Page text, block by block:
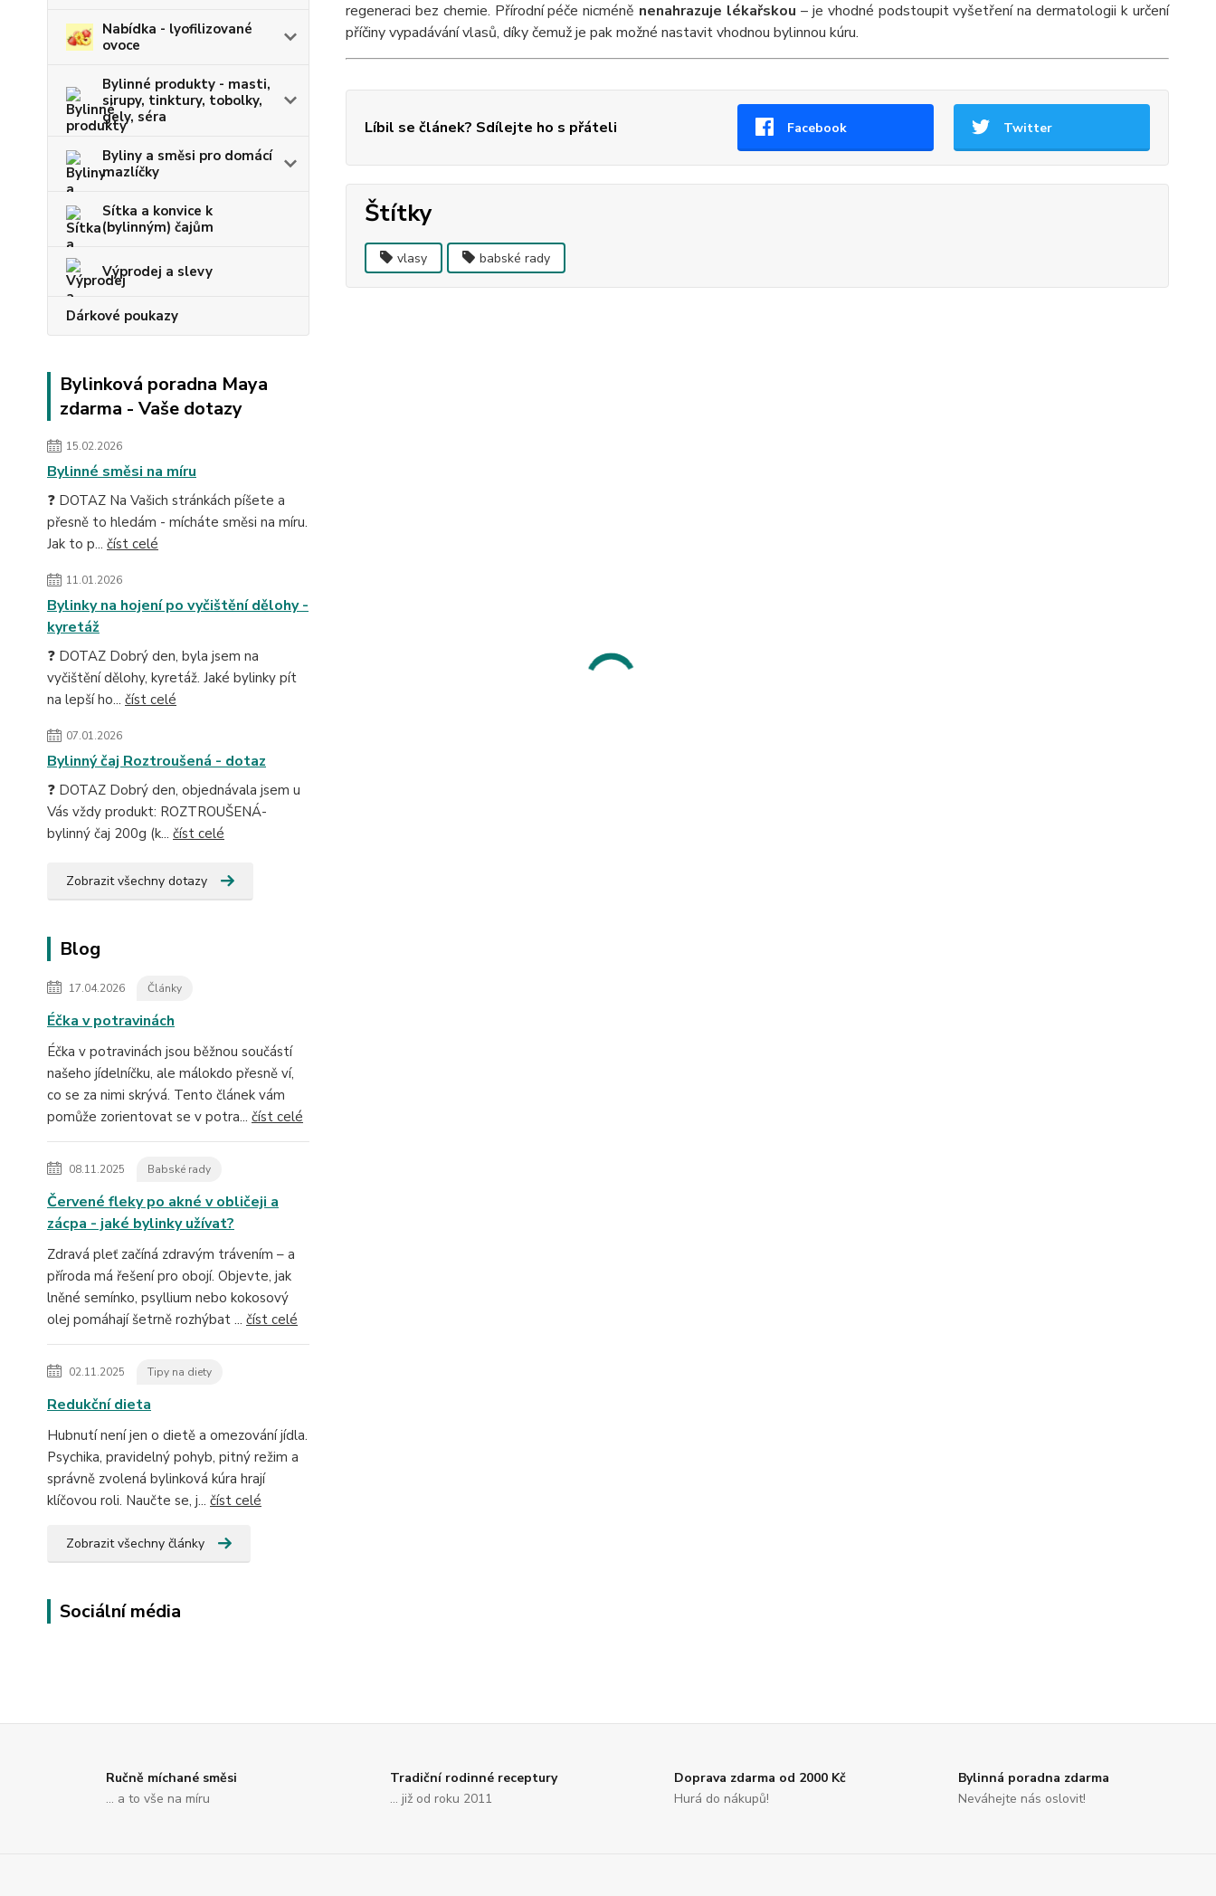
Nabídka - lyofilizované
ovoce
Bylinné produkty - masti,
sirupy, tinktury, tobolky,
gely, séra
Byliny a směsi pro domácí
mazlíčky
Sítka a konvice k
(bylinným) čajům
Výprodej a slevy
Dárkové poukazy
Bylinková poradna Maya
zdarma - Vaše dotazy
15.02.2026
Bylinné směsi na míru
❓ DOTAZ Na Vašich stránkách píšete a
přesně to hledám - mícháte směsi na míru.
Jak to p... číst celé
11.01.2026
Bylinky na hojení po vyčištění dělohy -
kyretáž
❓ DOTAZ Dobrý den, byla jsem na
vyčištění dělohy, kyretáž. Jaké bylinky pít
na lepší ho... číst celé
07.01.2026
Bylinný čaj Roztroušená - dotaz
❓ DOTAZ Dobrý den, objednávala jsem u
Vás vždy produkt: ROZTROUŠENÁ-
bylinný čaj 200g (k... číst celé
Zobrazit všechny dotazy
Blog
17.04.2026 Články
Éčka v potravinách
Éčka v potravinách jsou běžnou součástí
našeho jídelníčku, ale málokdo přesně ví,
co se za nimi skrývá. Tento článek vám
pomůže zorientovat se v potra... číst celé
08.11.2025 Babské rady
Červené fleky po akné v obličeji a
zácpa - jaké bylinky užívat?
Zdravá pleť začíná zdravým trávením – a
příroda má řešení pro obojí. Objevte, jak
lněné semínko, psyllium nebo kokosový
olej pomáhají šetrně rozhýbat ... číst celé
02.11.2025 Tipy na diety
Redukční dieta
Hubnutí není jen o dietě a omezování jídla.
Psychika, pravidelný pohyb, pitný režim a
správně zvolená bylinková kúra hrají
klíčovou roli. Naučte se, j... číst celé
Zobrazit všechny články
Sociální média
regeneraci bez chemie. Přírodní péče nicméně nenahrazuje lékařskou – je vhodné podstoupit vyšetření na dermatologii k určení
příčiny vypadávání vlasů, díky čemuž je pak možné nastavit vhodnou bylinnou kúru.
Líbil se článek? Sdílejte ho s přáteli Facebook Twitter
Štítky
vlasy babské rady
Ručně míchané směsi
... a to vše na míru
Tradiční rodinné receptury
... již od roku 2011
Doprava zdarma od 2000 Kč
Hurá do nákupů!
Bylinná poradna zdarma
Neváhejte nás oslovit!